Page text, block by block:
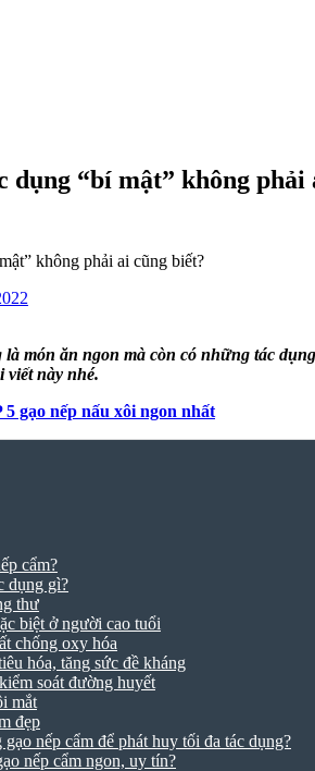
dụng “bí mật” không phải
không phải ai cũng biết?
món ăn ngon mà còn có những tác
viết này nhé.
5 gạo nếp nấu xôi ngon nhất
cẩm?
dụng gì?
thư
biệt ở người cao tuổi
chống oxy hóa
hóa, tăng sức đề kháng
soát đường huyết
mắt
đẹp
nếp cẩm để phát huy tối đa tác dụng?
nếp cẩm ngon, uy tín?